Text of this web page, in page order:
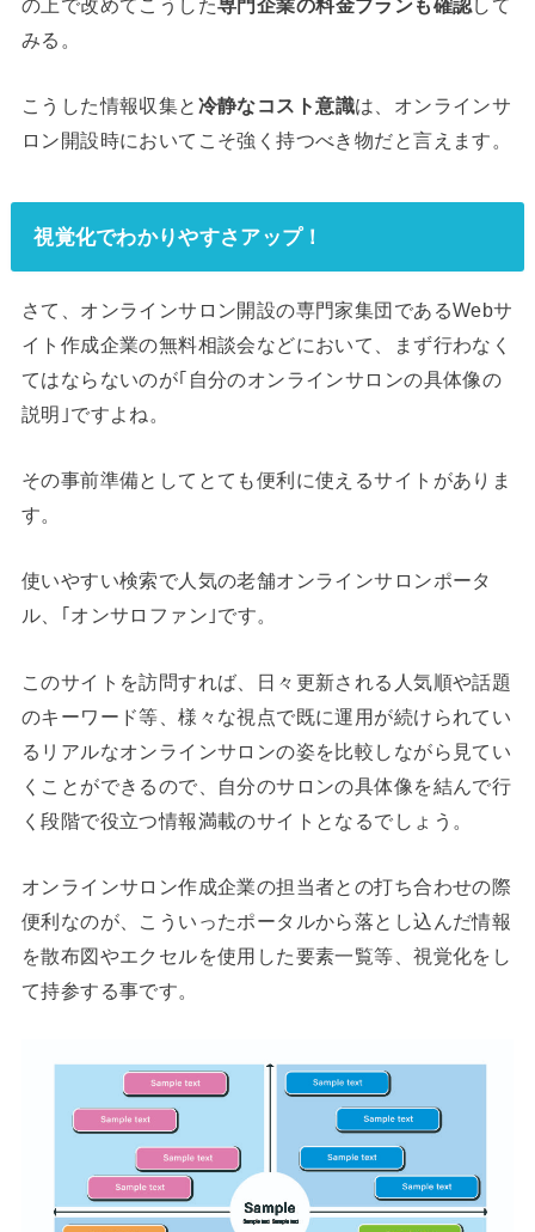
の上で改めてこうした専門企業の料金プランも確認して
みる。
こうした情報収集と 冷静なコスト意識は、オンラインサ
ロン開設時においてこそ強く持つべき物だと言えます。
視覚化でわかりやすさアップ！
さて、オンラインサロン開設の専門家集団であるWebサ
イト作成企業の無料相談会などにおいて、まず行わなく
てはならないのが｢自分のオンラインサロンの具体像の
説明｣ですよね。
その事前準備としてとても便利に使えるサイトがありま
す。
使いやすい検索で人気の老舗オンラインサロンポータ
ル、｢オンサロファン｣です。
このサイトを訪問すれば、日々更新される人気順や話題
のキーワード等、様々な視点で既に運用が続けられてい
るリアルなオンラインサロンの姿を比較しながら見てい
くことができるので、自分のサロンの具体像を結んで行
く段階で役立つ情報満載のサイトとなるでしょう。
オンラインサロン作成企業の担当者との打ち合わせの際
便利なのが、こういったポータルから落とし込んだ情報
を散布図やエクセルを使用した要素一覧等、視覚化をし
て持参する事です。